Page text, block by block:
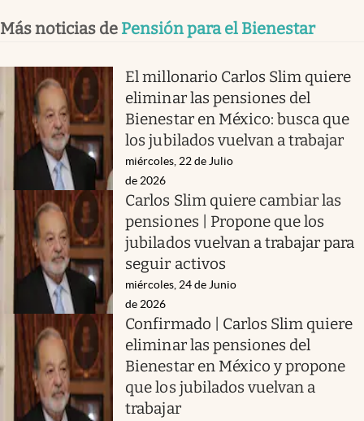
Más noticias de Pensión para el Bienestar
El millonario Carlos Slim quiere
eliminar las pensiones del
Bienestar en México: busca que
los jubilados vuelvan a trabajar
miércoles, 22 de Julio
de 2026
Carlos Slim quiere cambiar las
pensiones | Propone que los
jubilados vuelvan a trabajar para
seguir activos
miércoles, 24 de Junio
de 2026
Confirmado | Carlos Slim quiere
eliminar las pensiones del
Bienestar en México y propone
que los jubilados vuelvan a
trabajar